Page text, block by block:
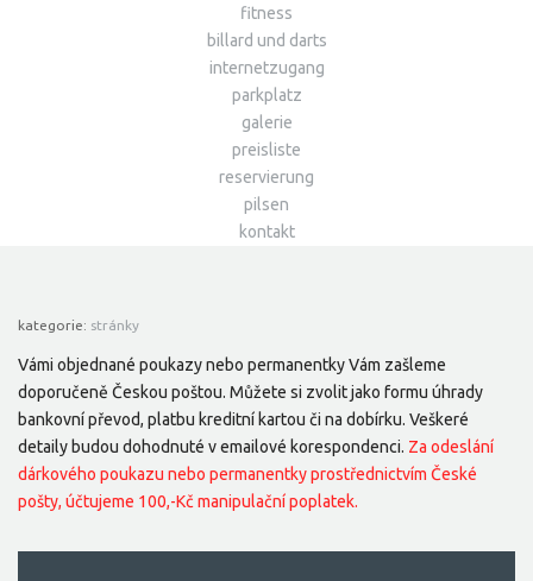
fitness
billard und darts
internetzugang
parkplatz
galerie
preisliste
reservierung
pilsen
kontakt
kategorie: stránky
Vámi objednané poukazy nebo permanentky Vám zašleme
doporučeně Českou poštou. Můžete si zvolit jako formu úhrady
bankovní převod, platbu kreditní kartou či na dobírku. Veškeré
detaily budou dohodnuté v emailové korespondenci. Za odeslání
dárkového poukazu nebo permanentky prostřednictvím České
pošty, účtujeme 100,-Kč manipulační poplatek.